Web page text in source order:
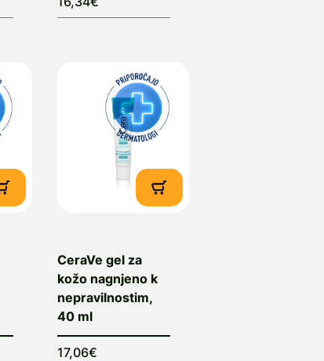
CeraVe gel za
kožo nagnjeno k
nepravilnostim,
40 ml
17,06€